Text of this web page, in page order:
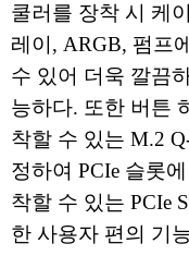
쿨러를 장착 시 케
레이, ARGB, 펌프
수 있어 더욱 깔끔
능하다. 또한 버튼
착할 수 있는 M.2
정하여 PCIe 슬롯
착할 수 있는 PCIe
한 사용자 편의 기